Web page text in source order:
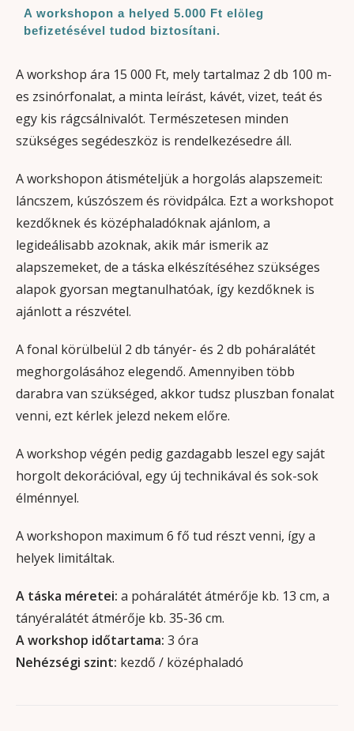
A workshopon a helyed 5.000 Ft előleg
befizetésével tudod biztosítani.
A workshop ára 15 000 Ft, mely tartalmaz 2 db 100 m-
es zsinórfonalat, a minta leírást, kávét, vizet, teát és
egy kis rágcsálnivalót. Természetesen minden
szükséges segédeszköz is rendelkezésedre áll.
A workshopon átismételjük a horgolás alapszemeit:
láncszem, kúszószem és rövidpálca. Ezt a workshopot
kezdőknek és középhaladóknak ajánlom, a
legideálisabb azoknak, akik már ismerik az
alapszemeket, de a táska elkészítéséhez szükséges
alapok gyorsan megtanulhatóak, így kezdőknek is
ajánlott a részvétel.
A fonal körülbelül 2 db tányér- és 2 db poháralátét
meghorgolásához elegendő. Amennyiben több
darabra van szükséged, akkor tudsz pluszban fonalat
venni, ezt kérlek jelezd nekem előre.
A workshop végén pedig gazdagabb leszel egy saját
horgolt dekorációval, egy új technikával és sok-sok
élménnyel.
A workshopon maximum 6 fő tud részt venni, így a
helyek limitáltak.
A táska méretei: a poháralátét átmérője kb. 13 cm, a
tányéralátét átmérője kb. 35-36 cm.
A workshop időtartama: 3 óra
Nehézségi szint: kezdő / középhaladó